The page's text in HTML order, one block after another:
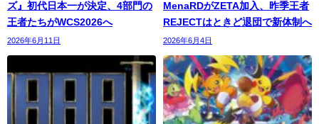
ズ』初代日本一が決定、4部門の
王者たちがWCS2026へ
2026年6月11日
MenaRDがZETA加入、昨季王者
REJECTはときど退団で新体制へ
2026年6月4日